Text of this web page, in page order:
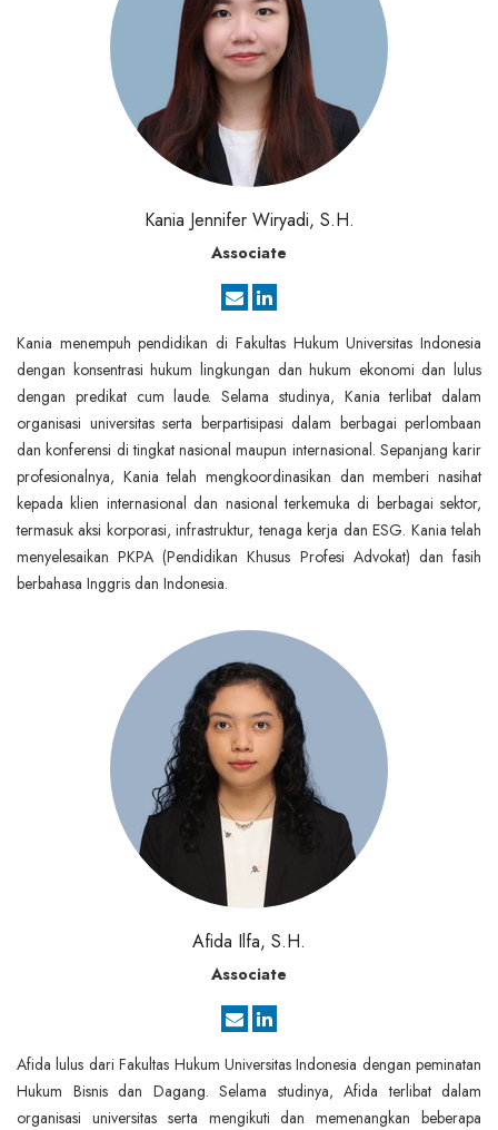
Kania Jennifer Wiryadi, S.H.
Associate
Kania menempuh pendidikan di Fakultas Hukum Universitas Indonesia
dengan konsentrasi hukum lingkungan dan hukum ekonomi dan lulus
dengan predikat cum laude. Selama studinya, Kania terlibat dalam
organisasi universitas serta berpartisipasi dalam berbagai perlombaan
dan konferensi di tingkat nasional maupun internasional. Sepanjang karir
profesionalnya, Kania telah mengkoordinasikan dan memberi nasihat
kepada klien internasional dan nasional terkemuka di berbagai sektor,
termasuk aksi korporasi, infrastruktur, tenaga kerja dan ESG. Kania telah
menyelesaikan PKPA (Pendidikan Khusus Profesi Advokat) dan fasih
berbahasa Inggris dan Indonesia.
Afida Ilfa, S.H.
Associate
Afida lulus dari Fakultas Hukum Universitas Indonesia dengan peminatan
Hukum Bisnis dan Dagang. Selama studinya, Afida terlibat dalam
organisasi universitas serta mengikuti dan memenangkan beberapa